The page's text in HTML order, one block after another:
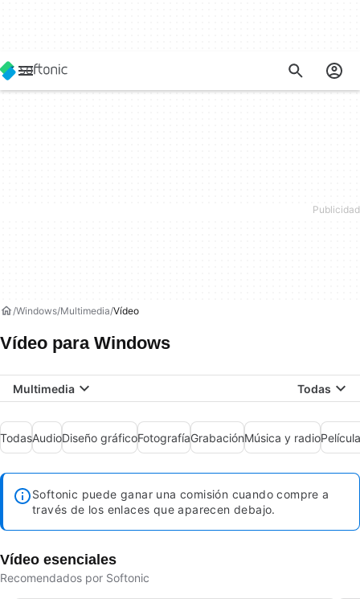
Windows Multimedia Vídeo
Vídeo para Windows
Multimedia Todas
TodasAudioDiseño gráficoFotografíaGrabaciónMúsica y radio
Softonic puede ganar una comisión cuando compre a
través de los enlaces que aparecen debajo.
Vídeo esenciales
Recomendados por Softonic